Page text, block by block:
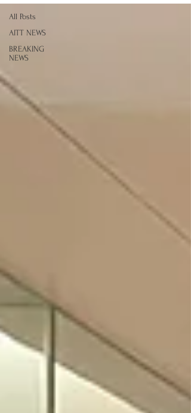
All Posts
AITT NEWS
BREAKING
NEWS